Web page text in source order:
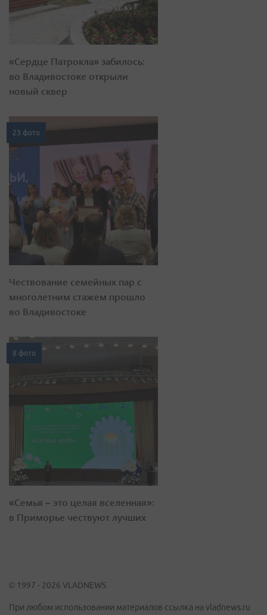
«Сердце Патрокла» забилось:
во Владивостоке открыли
новый сквер
23 фото
Чествование семейных пар с
многолетним стажем прошло
во Владивостоке
8 фото
«Семья – это целая вселенная»:
в Приморье чествуют лучших
© 1997 - 2026 VLADNEWS
При любом использовании материалов ссылка на vladnews.ru